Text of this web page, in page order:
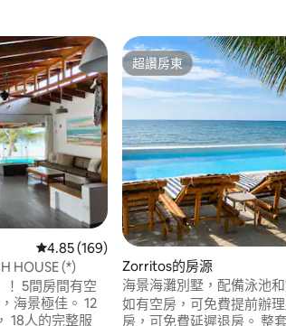
分 5 分）
從 169 則評價中獲得 4.85 的平均評分（
4.85 (169)
HOUSE (*)
！ 5間房間有空
海景極佳。 12
18人的完整服
超讚房東
超讚房東
Zorritos的房源
海景海灘別墅，配備泳池
如有空房，可免費提前辦理入住
房，可免費延遲退房。 整套海灘房屋，面